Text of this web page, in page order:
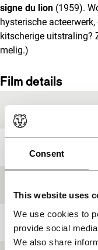
Consent
This website uses
We use cookies to
provide social
We also share
signe du lion (1959).
hysterische
kitscherige uitstraling?
melig.)
Film details
Lengte